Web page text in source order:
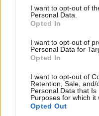
consent section.
I want to opt-out of
Personal Data.
Opted In
I want to opt-out of
Personal Data for
Opted In
I want to opt-out of
Retention, Sale,
Personal Data that
Purposes for which it
Opted Out
Εισαγγελική έρευνα
κακοποιημένες